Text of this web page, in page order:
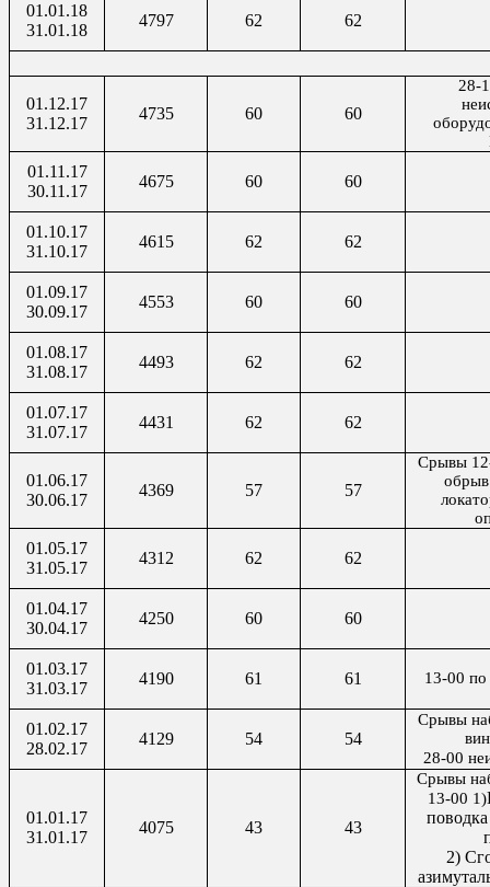
01.01.18
31.01.18
4797 62 62
01.12.17
31.12.17
4735 60 60
28-
01.11.17
30.11.17
4675 60 60
01.10.17
31.10.17
4615 62 62
01.09.17
30.09.17
4553 60 60
01.08.17
31.08.17
4493 62 62
01.07.17
31.07.17
4431 62 62
01.06.17
30.06.17
4369 57 57
Срывы
01.05.17
31.05.17
4312 62 62
01.04.17
30.04.17
4250 60 60
01.03.17
31.03.17
4190 61 61 13-00 по
01.02.17
28.02.17
4129 54 54
Срывы
28-00
01.01.17
31.01.17
4075 43 43
Срывы
13-00 1)
2)